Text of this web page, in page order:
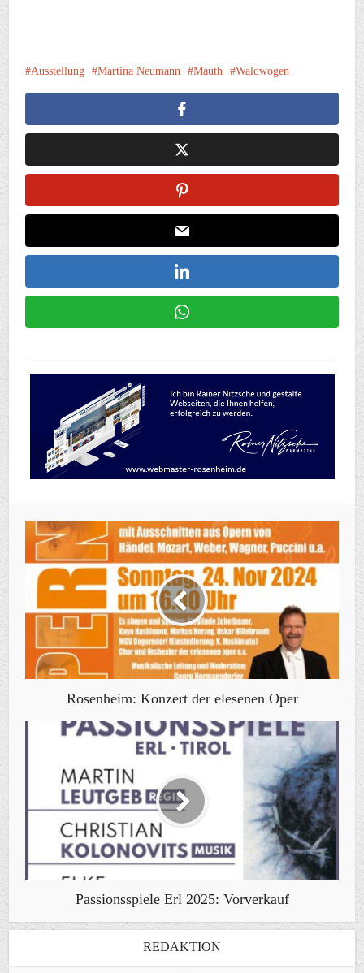
Ausstellung Martina Neumann Mauth Waldwogen
Rosenheim: Konzert der elesenen Oper
Passionsspiele Erl 2025: Vorverkauf
REDAKTION